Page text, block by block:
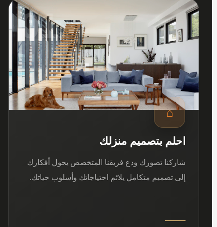
01
⌂
احلم بتصميم منزلك
شاركنا تصورك ودع فريقنا المتخصص يحول أفكارك
إلى تصميم متكامل يلائم احتياجاتك وأسلوب حياتك.